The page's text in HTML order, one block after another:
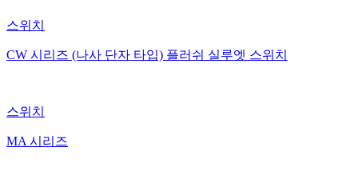
스위치
CW 시리즈 (나사 단자 타입) 플러쉬 실루엣 스위치
스위치
MA 시리즈